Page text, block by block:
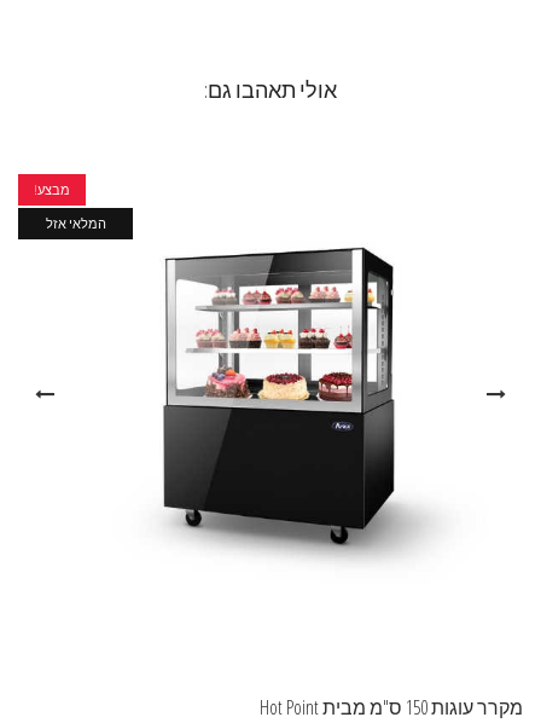
אולי תאהבו גם:
מבצע!
המלאי אזל
מקרר עוגות 150 ס"מ מבית Hot Point